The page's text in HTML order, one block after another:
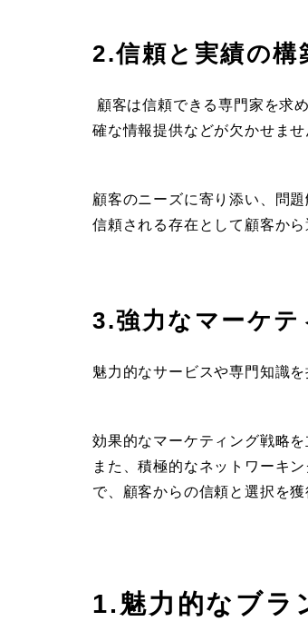
2.信頼と実績の構
顧客は信頼できる専門家を求
確な情報提供などが欠かせませ
顧客のニーズに寄り添い、問
信頼される存在として顧客か
3.強力なマーケ
魅力的なサービスや専門知識
効果的なマーケティング戦略
また、積極的なネットワーキ
で、顧客からの信頼と選択を獲
1.魅力的なブラ